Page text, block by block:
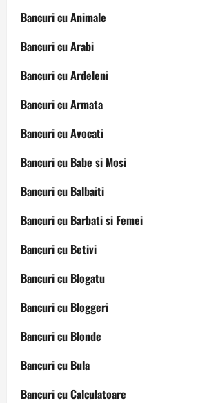
Bancuri cu Animale
Bancuri cu Arabi
Bancuri cu Ardeleni
Bancuri cu Armata
Bancuri cu Avocati
Bancuri cu Babe si Mosi
Bancuri cu Balbaiti
Bancuri cu Barbati si Femei
Bancuri cu Betivi
Bancuri cu Blogatu
Bancuri cu Bloggeri
Bancuri cu Blonde
Bancuri cu Bula
Bancuri cu Calculatoare